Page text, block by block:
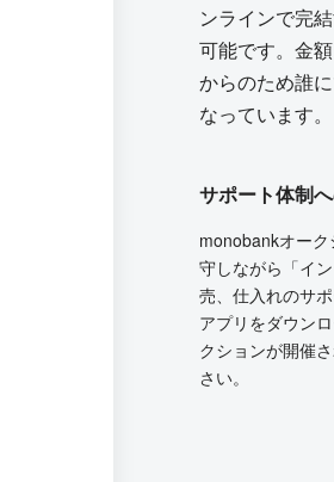
ンラインで完
可能です。金
からのため誰
なっています。
サポート体制
monobankオー
守しながら「イ
売、仕入れのサ
アプリをダウン
クションが開催
さい。